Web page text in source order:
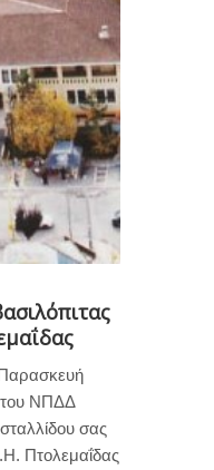
του ΝΠΔΔ
σας
Πτολεμαΐδας